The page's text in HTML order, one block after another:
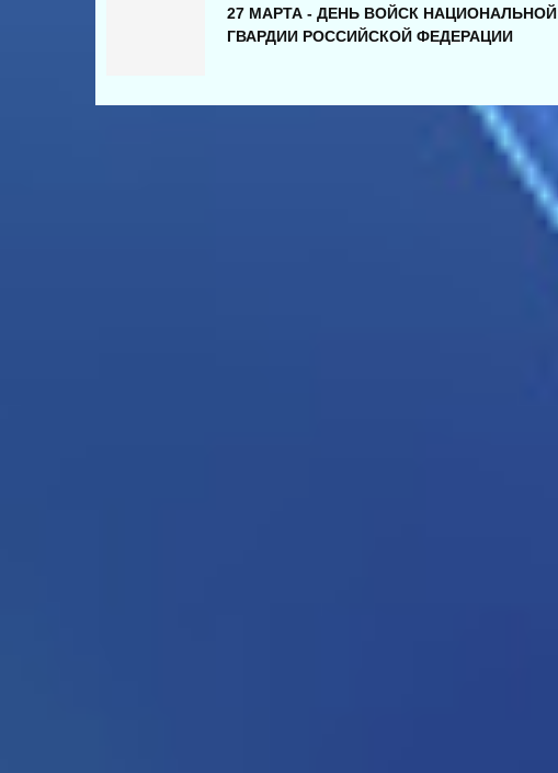
27 МАРТА - ДЕНЬ ВОЙСК НАЦИОНАЛЬНОЙ
ГВАРДИИ РОССИЙСКОЙ ФЕДЕРАЦИИ